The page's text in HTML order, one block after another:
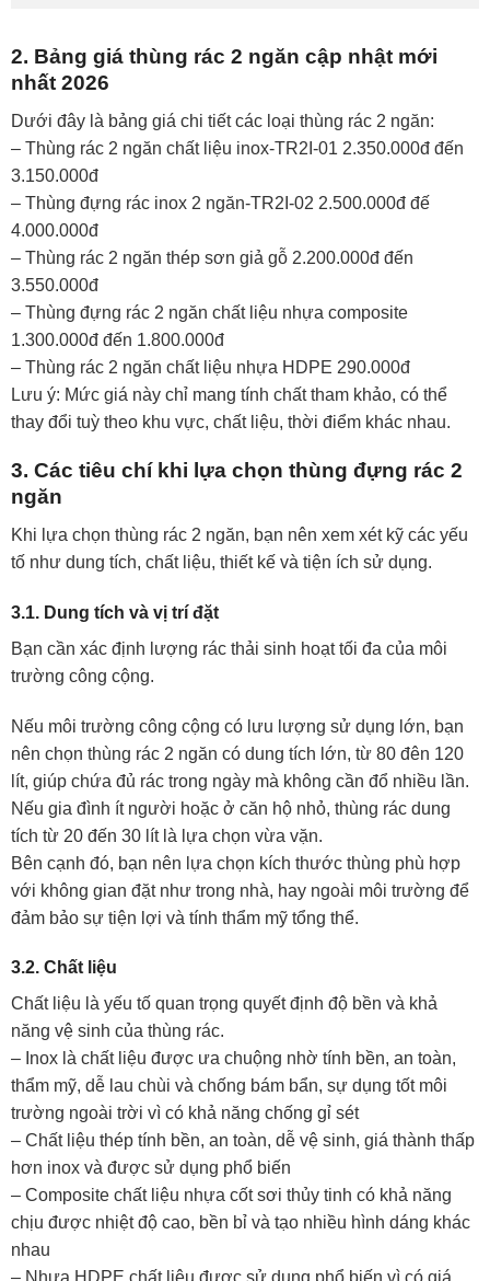
2. Bảng giá thùng rác 2 ngăn cập nhật mới
nhất 2026
Dưới đây là bảng giá chi tiết các loại thùng rác 2 ngăn:
– Thùng rác 2 ngăn chất liệu inox-TR2I-01 2.350.000đ đến
3.150.000đ
– Thùng đựng rác inox 2 ngăn-TR2I-02 2.500.000đ đế
4.000.000đ
– Thùng rác 2 ngăn thép sơn giả gỗ 2.200.000đ đến
3.550.000đ
– Thùng đựng rác 2 ngăn chất liệu nhựa composite
1.300.000đ đến 1.800.000đ
– Thùng rác 2 ngăn chất liệu nhựa HDPE 290.000đ
Lưu ý: Mức giá này chỉ mang tính chất tham khảo, có thể
thay đổi tuỳ theo khu vực, chất liệu, thời điểm khác nhau.
3. Các tiêu chí khi lựa chọn thùng đựng rác 2
ngăn
Khi lựa chọn thùng rác 2 ngăn, bạn nên xem xét kỹ các yếu
tố như dung tích, chất liệu, thiết kế và tiện ích sử dụng.
3.1. Dung tích và vị trí đặt
Bạn cần xác định lượng rác thải sinh hoạt tối đa của môi
trường công cộng.
Nếu môi trường công cộng có lưu lượng sử dụng lớn, bạn
nên chọn thùng rác 2 ngăn có dung tích lớn, từ 80 đên 120
lít, giúp chứa đủ rác trong ngày mà không cần đổ nhiều lần.
Nếu gia đình ít người hoặc ở căn hộ nhỏ, thùng rác dung
tích từ 20 đến 30 lít là lựa chọn vừa vặn.
Bên cạnh đó, bạn nên lựa chọn kích thước thùng phù hợp
với không gian đặt như trong nhà, hay ngoài môi trường để
đảm bảo sự tiện lợi và tính thẩm mỹ tổng thể.
3.2. Chất liệu
Chất liệu là yếu tố quan trọng quyết định độ bền và khả
năng vệ sinh của thùng rác.
– Inox là chất liệu được ưa chuộng nhờ tính bền, an toàn,
thẩm mỹ, dễ lau chùi và chống bám bẩn, sự dụng tốt môi
trường ngoài trời vì có khả năng chống gỉ sét
– Chất liệu thép tính bền, an toàn, dễ vệ sinh, giá thành thấp
hơn inox và được sử dụng phổ biến
– Composite chất liệu nhựa cốt sơi thủy tinh có khả năng
chịu được nhiệt độ cao, bền bỉ và tạo nhiều hình dáng khác
nhau